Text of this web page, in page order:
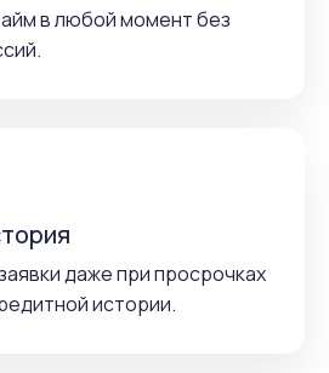
в любой момент без
даже при просрочках
истории.